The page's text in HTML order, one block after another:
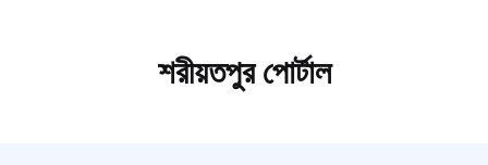
শরীয়তপুর পোর্টাল